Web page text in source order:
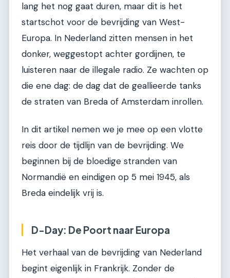
lang het nog gaat duren, maar dit is het
startschot voor de bevrijding van West-
Europa. In Nederland zitten mensen in het
donker, weggestopt achter gordijnen, te
luisteren naar de illegale radio. Ze wachten op
die ene dag: de dag dat de geallieerde tanks
de straten van Breda of Amsterdam inrollen.
In dit artikel nemen we je mee op een vlotte
reis door de tijdlijn van de bevrijding. We
beginnen bij de bloedige stranden van
Normandië en eindigen op 5 mei 1945, als
Breda eindelijk vrij is.
D-Day: De Poort naar Europa
Het verhaal van de bevrijding van Nederland
begint eigenlijk in Frankrijk. Zonder de